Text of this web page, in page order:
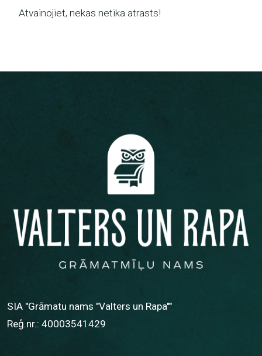
Atvainojiet, nekas netika atrasts!
SIA "Grāmatu nams "Valters un Rapa""
Reģ.nr.: 40003541429